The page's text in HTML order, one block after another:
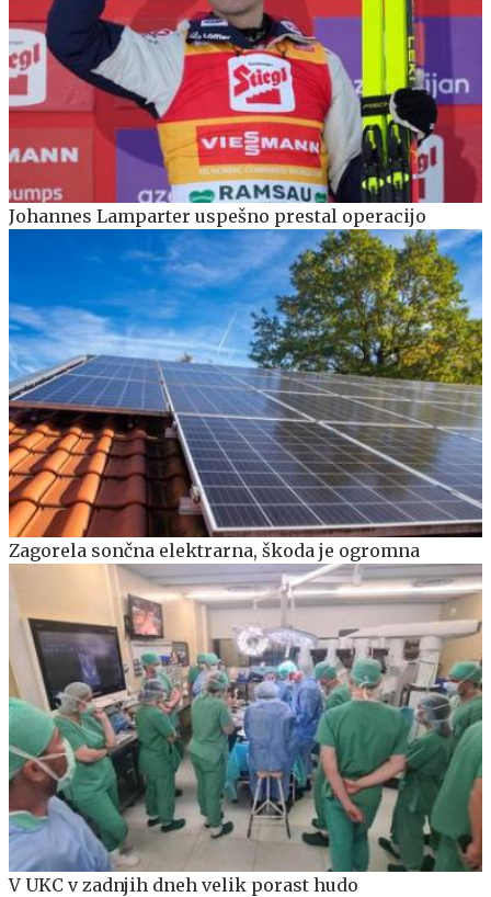
Johannes Lamparter uspešno prestal operacijo
Zagorela sončna elektrarna, škoda je ogromna
V UKC v zadnjih dneh velik porast hudo